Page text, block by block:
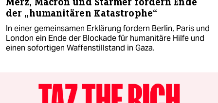
der „humanitären Katastrophe“
In einer gemeinsamen Erklärung fordern Berlin, Paris und
London ein Ende der Blockade für humanitäre Hilfe und
einen sofortigen Waffenstillstand in Gaza.